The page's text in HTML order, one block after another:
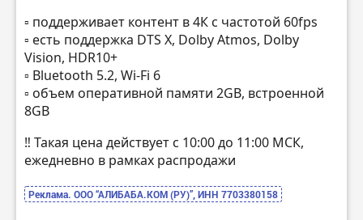
▫️ поддерживает контент в 4К с частотой 60fps
▫️ есть поддержка DTS X, Dolby Atmos, Dolby
Vision, HDR10+
▫️ Bluetooth 5.2, Wi-Fi 6
▫️ объем оперативной памяти 2GB, встроенной
8GB
‼️ Такая цена действует с 10:00 до 11:00 МСК,
ежедневно в рамках распродажи
Реклама. ООО “АЛИБАБА.КОМ (РУ)”, ИНН 7703380158